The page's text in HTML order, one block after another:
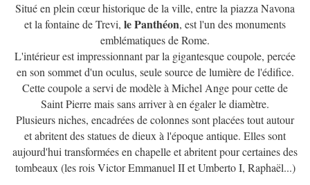
Situé en plein cœur historique de la ville, entre la piazza Navona
et la fontaine de Trevi, le Panthéon, est l'un des monuments
emblématiques de Rome.
L'intérieur est impressionnant par la gigantesque coupole, percée
en son sommet d'un oculus, seule source de lumière de l'édifice.
Cette coupole a servi de modèle à Michel Ange pour cette de
Saint Pierre mais sans arriver à en égaler le diamètre.
Plusieurs niches, encadrées de colonnes sont placées tout autour
et abritent des statues de dieux à l'époque antique. Elles sont
aujourd'hui transformées en chapelle et abritent pour certaines des
tombeaux (les rois Victor Emmanuel II et Umberto I, Raphaël...)